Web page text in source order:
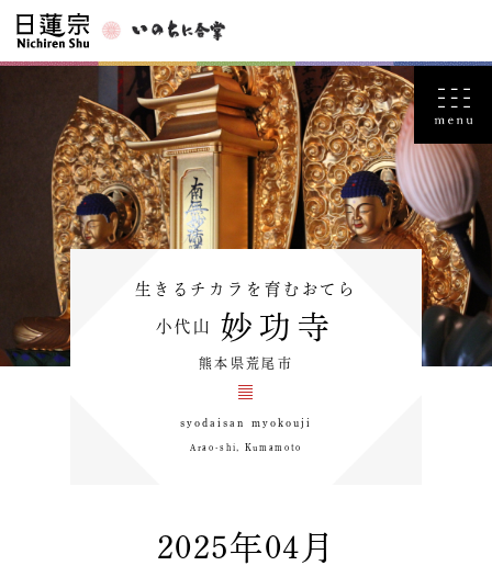
生きるチカラを育むおてら
小代山 妙功寺
熊本県荒尾市
syodaisan myokouji
Arao-shi, Kumamoto
2025年04月